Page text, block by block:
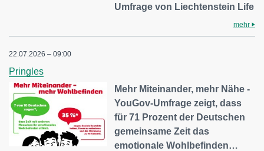
Umfrage von Liechtenstein Life
mehr
22.07.2026 – 09:00
Pringles
Mehr Miteinander, mehr Nähe -
YouGov-Umfrage zeigt, dass
für 71 Prozent der Deutschen
gemeinsame Zeit das
emotionale Wohlbefinden…